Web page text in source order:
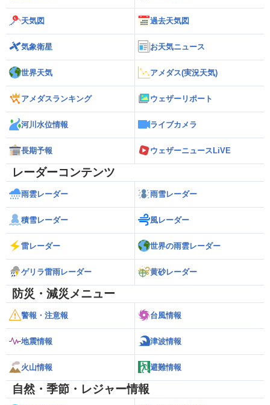
天気図 過去天気図
気象衛星 お天気ニュース
世界天気 アメダス(実況天気)
アメダスランキング ウェザーリポート
河川水位情報 ライブカメラ
長期予報 ウェザーニュースLiVE
レーダーコンテンツ
雨雲レーダー 雨雪レーダー
積雪レーダー 風レーダー
雷レーダー 世界の雨雲レーダー
ゲリラ雷雨レーダー 黄砂レーダー
防災・減災メニュー
警報・注意報 台風情報
地震情報 津波情報
火山情報 避難情報
自然・季節・レジャー情報